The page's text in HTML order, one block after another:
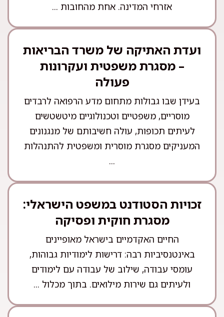
אזרחי המדינה. אחת מהחובות ...
ועדת האתיקה של משרד הבריאות
– מסגרת משפטית ועקרונות
פעולה
בעידן שבו גבולות מתחום מדע הרפואה לרבדים
מוסריים, משפטיים וטכנולוגיים מיטשטשים
לעיתים תכופות, עולה חשיבותם של מנגנונים
המעניקים מסגרת מוסרית ומשפטית להתנהלות
...
זכויות הסטודנט במשפט הישראלי:
מסגרת חוקית ופסיקה
החיים האקדמיים בישראל מאופיינים
באינטנסיביות רבה: דרישות לימודיות גבוהות,
עומסי עבודה, שילוב של עבודה עם לימודים
ולעיתים גם שירות מילואים. בתוך מכלול ...